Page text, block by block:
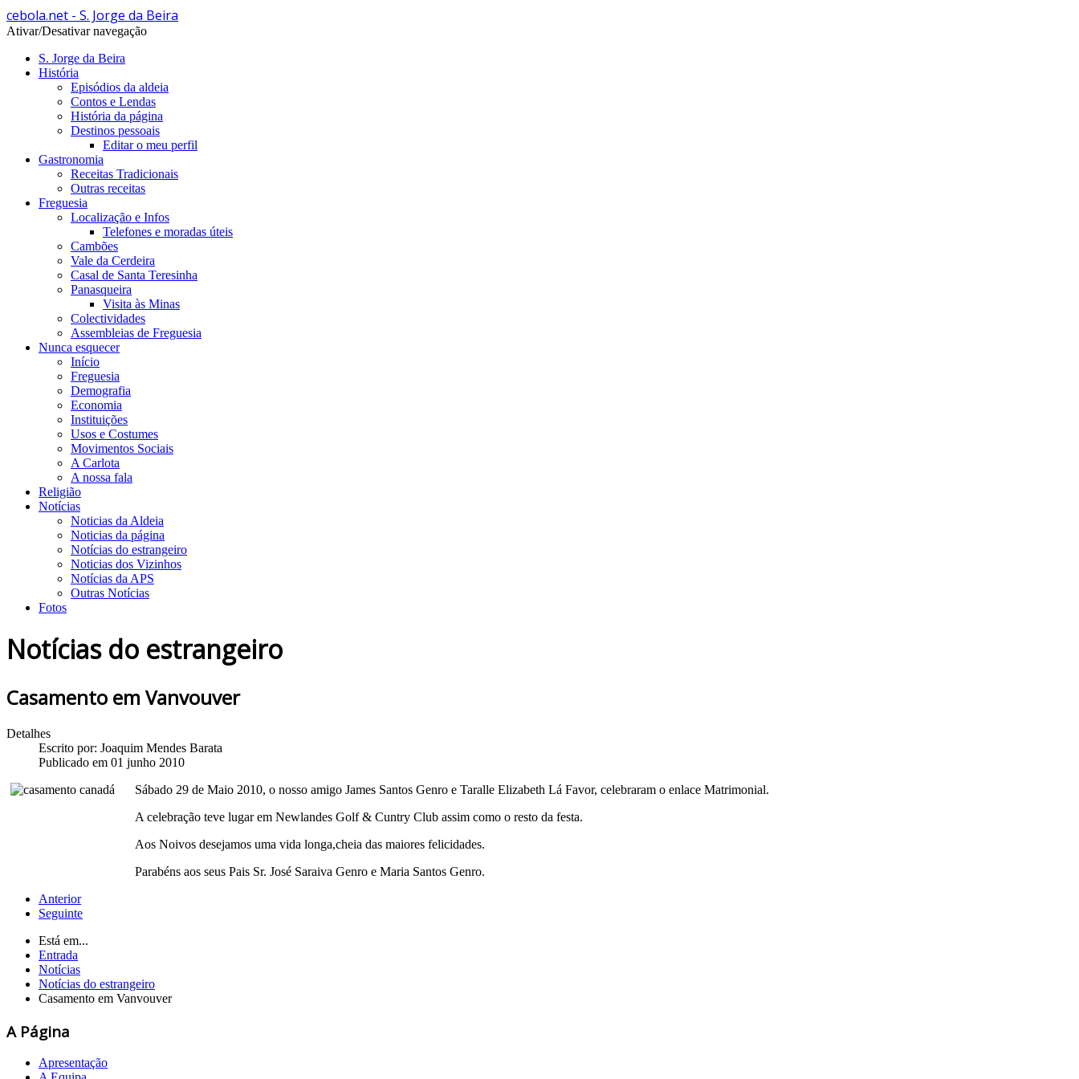
cebola.net - S. Jorge da Beira
Ativar/Desativar navegação
S. Jorge da Beira
História
Episódios da aldeia
Contos e Lendas
História da página
Destinos pessoais
Editar o meu perfil
Gastronomia
Receitas Tradicionais
Outras receitas
Freguesia
Localização e Infos
Telefones e moradas úteis
Cambões
Vale da Cerdeira
Casal de Santa Teresinha
Panasqueira
Visita às Minas
Colectividades
Assembleias de Freguesia
Nunca esquecer
Início
Freguesia
Demografia
Economia
Instituições
Usos e Costumes
Movimentos Sociais
A Carlota
A nossa fala
Religião
Notícias
Noticias da Aldeia
Noticias da página
Notícias do estrangeiro
Noticias dos Vizinhos
Notícias da APS
Outras Notícias
Fotos
Notícias do estrangeiro
Casamento em Vanvouver
Detalhes
Escrito por: Joaquim Mendes Barata
Publicado em 01 junho 2010
Sábado 29 de Maio 2010, o nosso amigo James Santos Genro e Taralle Elizabeth Lá Favor, celebraram o enlace Matrimonial.
A celebração teve lugar em Newlandes Golf & Cuntry Club assim como o resto da festa.
Aos Noivos desejamos uma vida longa,cheia das maiores felicidades.
Parabéns aos seus Pais Sr. José Saraiva Genro e Maria Santos Genro.
Anterior
Seguinte
Está em...
Entrada
Notícias
Notícias do estrangeiro
Casamento em Vanvouver
A Página
Apresentação